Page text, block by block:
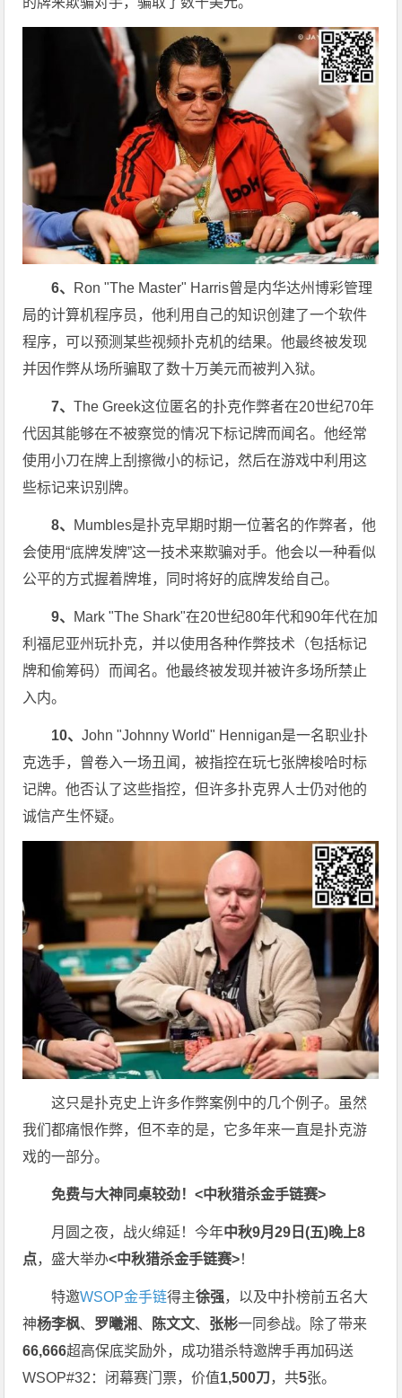
6、 Ron "The Master" Harris曾是内华达州博彩管理
局的计算机程序员，他利用自己的知识创建了一个软件
程序，可以预测某些视频扑克机的结果。他最终被发现
并因作弊从场所骗取了数十万美元而被判入狱。
7、The Greek这位匿名的扑克作弊者在20世纪70年
代因其能够在不被察觉的情况下标记牌而闻名。他经常
使用小刀在牌上刮擦微小的标记，然后在游戏中利用这
些标记来识别牌。
8、 Mumbles是扑克早期时期一位著名的作弊者，他
会使用“底牌发牌”这一技术来欺骗对手。他会以一种看似
公平的方式握着牌堆，同时将好的底牌发给自己。
9、 Mark "The Shark"在20世纪80年代和90年代在加
利福尼亚州玩扑克，并以使用各种作弊技术（包括标记
牌和偷筹码）而闻名。他最终被发现并被许多场所禁止
入内。
10、John "Johnny World" Hennigan是一名职业扑
克选手，曾卷入一场丑闻，被指控在玩七张牌梭哈时标
记牌。他否认了这些指控，但许多扑克界人士仍对他的
诚信产生怀疑。
这只是扑克史上许多作弊案例中的几个例子。虽然
我们都痛恨作弊，但不幸的是，它多年来一直是扑克游
戏的一部分。
免费与大神同桌较劲！<中秋猎杀金手链赛>
月圆之夜，战火绵延！今年中秋9月29日(五)晚上8
点，盛大举办<中秋猎杀金手链赛>！
特邀WSOP金手链得主徐强，以及中扑榜前五名大
神杨李枫、 罗曦湘、 陈文文、 张彬一同参战。除了带来
66,666超高保底奖励外，成功猎杀特邀牌手再加码送
WSOP#32：闭幕赛门票，价值1,500刀，共5张。